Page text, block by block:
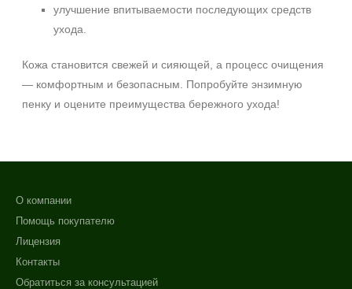
улучшение впитываемости последующих средств
ухода.
Кожа становится свежей и сияющей, а процесс очищения
— комфортным и безопасным. Попробуйте энзимную
пенку и оцените преимущества бережного ухода!
О компании
Помощь покупателю
Лицензия
Контакты
Обратиться за консультацией